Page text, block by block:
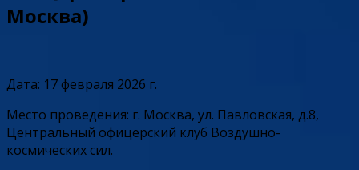
Москва)
Дата: 17 февраля 2026 г.
Место проведения: г. Москва, ул. Павловская, д.8,
Центральный офицерский клуб Воздушно-
космических сил.